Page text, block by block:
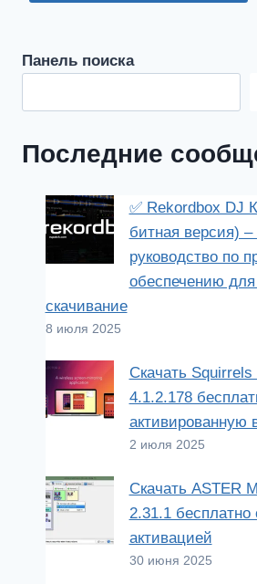
Панель поиска
Последние
✅ Rekordbox DJ
битная версия)
руководство по
обеспечению
скачивание
8 июля 2025
Скачать
4.1.2.178
активированную
2 июля 2025
Скачать ASTER
2.31.1 бесплатно
активацией
30 июня 2025